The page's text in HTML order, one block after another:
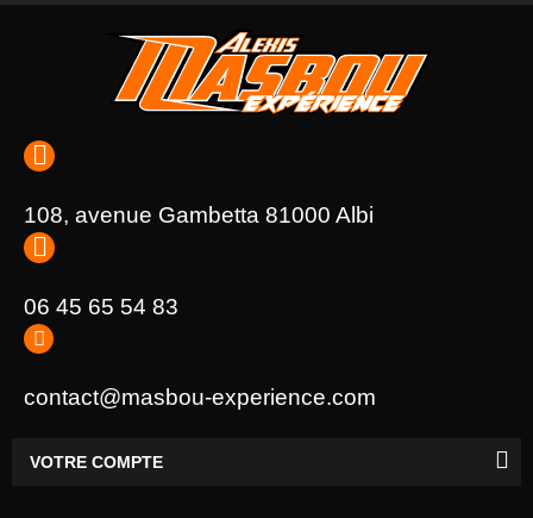
108, avenue Gambetta 81000 Albi
06 45 65 54 83
contact@masbou-experience.com
VOTRE COMPTE